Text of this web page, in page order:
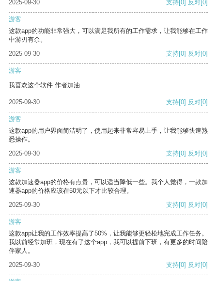
2025-09-30 支持[0] 反对[0]
游客
这款app的功能非常强大，可以满足我所有的工作需求，让我能够在工作
中游刃有余。
2025-09-30
支持[0] 反对[0]
游客
我喜欢这个软件 作者加油
2025-09-30 支持[0] 反对[0]
游客
这款app的用户界面简洁明了，使用起来非常容易上手，让我能够快速熟
悉操作。
2025-09-30
支持[0] 反对[0]
游客
这款加速器app的价格有点贵，可以适当降低一些。我个人觉得，一款加
速器app的价格应该在50元以下才比较合理。
2025-09-30
支持[0] 反对[0]
游客
这款app让我的工作效率提高了50%，让我能够更轻松地完成工作任务。
我以前经常加班，现在有了这个app，我可以提前下班，有更多的时间陪
伴家人。
2025-09-30
支持[0] 反对[0]